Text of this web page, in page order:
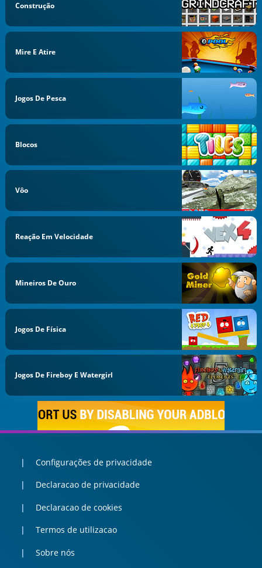
Construção
Mire E Atire
Jogos De Pesca
Blocos
Vôo
Reação Em Velocidade
Mineiros De Ouro
Jogos De Física
Jogos De Fireboy E Watergirl
Configurações de privacidade
Declaracao de privacidade
Declaracao de cookies
Termos de utilizacao
Sobre nós